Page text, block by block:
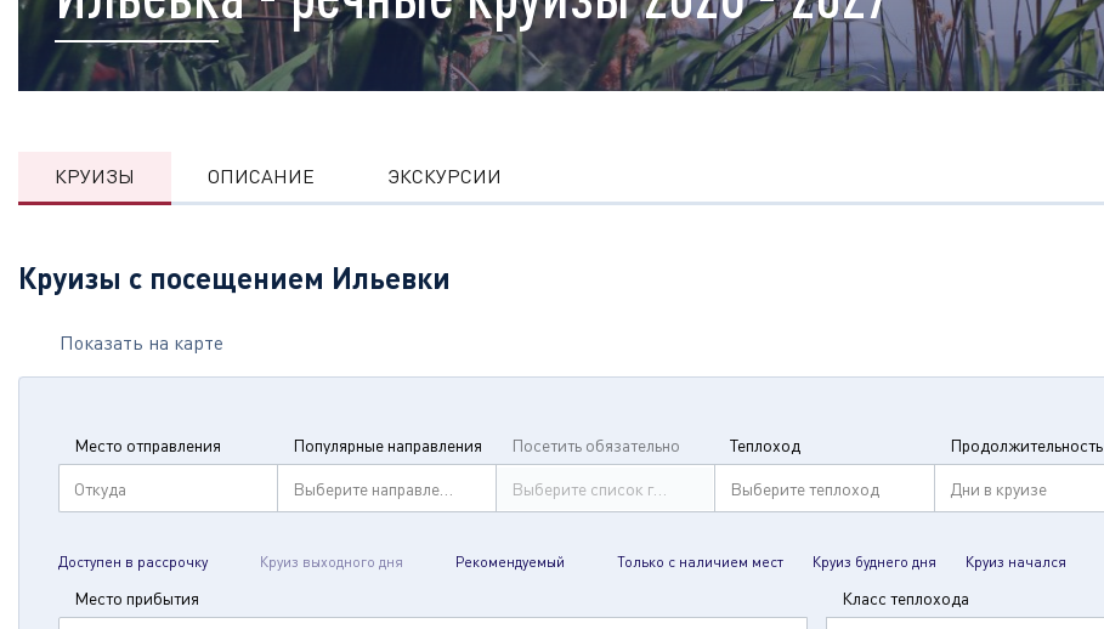
КРУИЗЫ ОПИСАНИЕ ЭКСКУРСИИ
Круизы с посещением Ильевки
Показать на карте
Место отправления
Откуда
Популярные направления
Выберите направление
Посетить обязательно
Выберите список городов
Теплоход
Выберите теплоход
Продолжительность
Дни в круизе
Доступен в рассрочку Круиз выходного дня Рекомендуемый Только с наличием мест Круиз буднего дня Круиз начался
Место прибытия Класс теплохода